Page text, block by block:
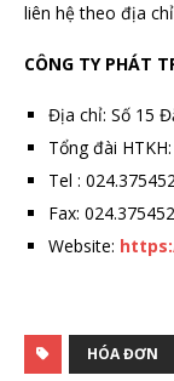
liên hệ theo địa
CÔNG TY PHÁT
Địa chỉ: Số 15
Tổng đài
Tel :
Fax:
Website:
HÓA ĐƠN